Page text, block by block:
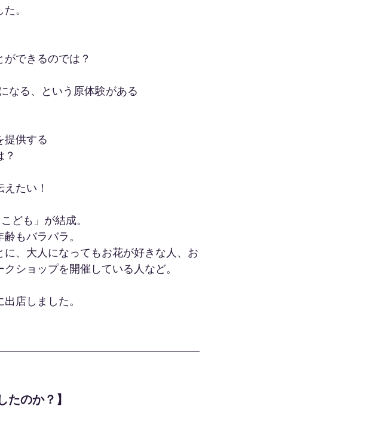
。
できるのでは？
なる、という原体験がある
提供する
たい！
ども」が結成。
もバラバラ。
、大人になってもお花が好きな人、お
ショップを開催している人など。
店しました。
たのか？】